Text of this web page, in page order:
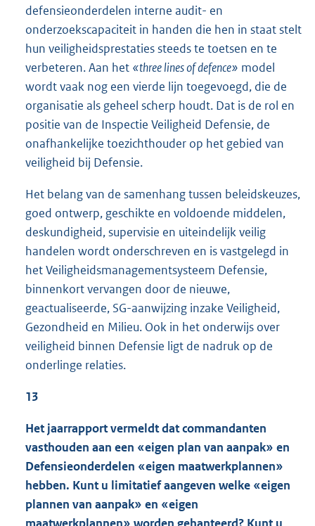
defensieonderdelen interne audit- en
onderzoekscapaciteit in handen die hen in staat stelt
hun veiligheidsprestaties steeds te toetsen en te
verbeteren. Aan het «three lines of defence» model
wordt vaak nog een vierde lijn toegevoegd, die de
organisatie als geheel scherp houdt. Dat is de rol en
positie van de Inspectie Veiligheid Defensie, de
onafhankelijke toezichthouder op het gebied van
veiligheid bij Defensie.
Het belang van de samenhang tussen beleidskeuzes,
goed ontwerp, geschikte en voldoende middelen,
deskundigheid, supervisie en uiteindelijk veilig
handelen wordt onderschreven en is vastgelegd in
het Veiligheidsmanagementsysteem Defensie,
binnenkort vervangen door de nieuwe,
geactualiseerde, SG-aanwijzing inzake Veiligheid,
Gezondheid en Milieu. Ook in het onderwijs over
veiligheid binnen Defensie ligt de nadruk op de
onderlinge relaties.
13
Het jaarrapport vermeldt dat commandanten
vasthouden aan een «eigen plan van aanpak» en
Defensieonderdelen «eigen maatwerkplannen»
hebben. Kunt u limitatief aangeven welke «eigen
plannen van aanpak» en «eigen